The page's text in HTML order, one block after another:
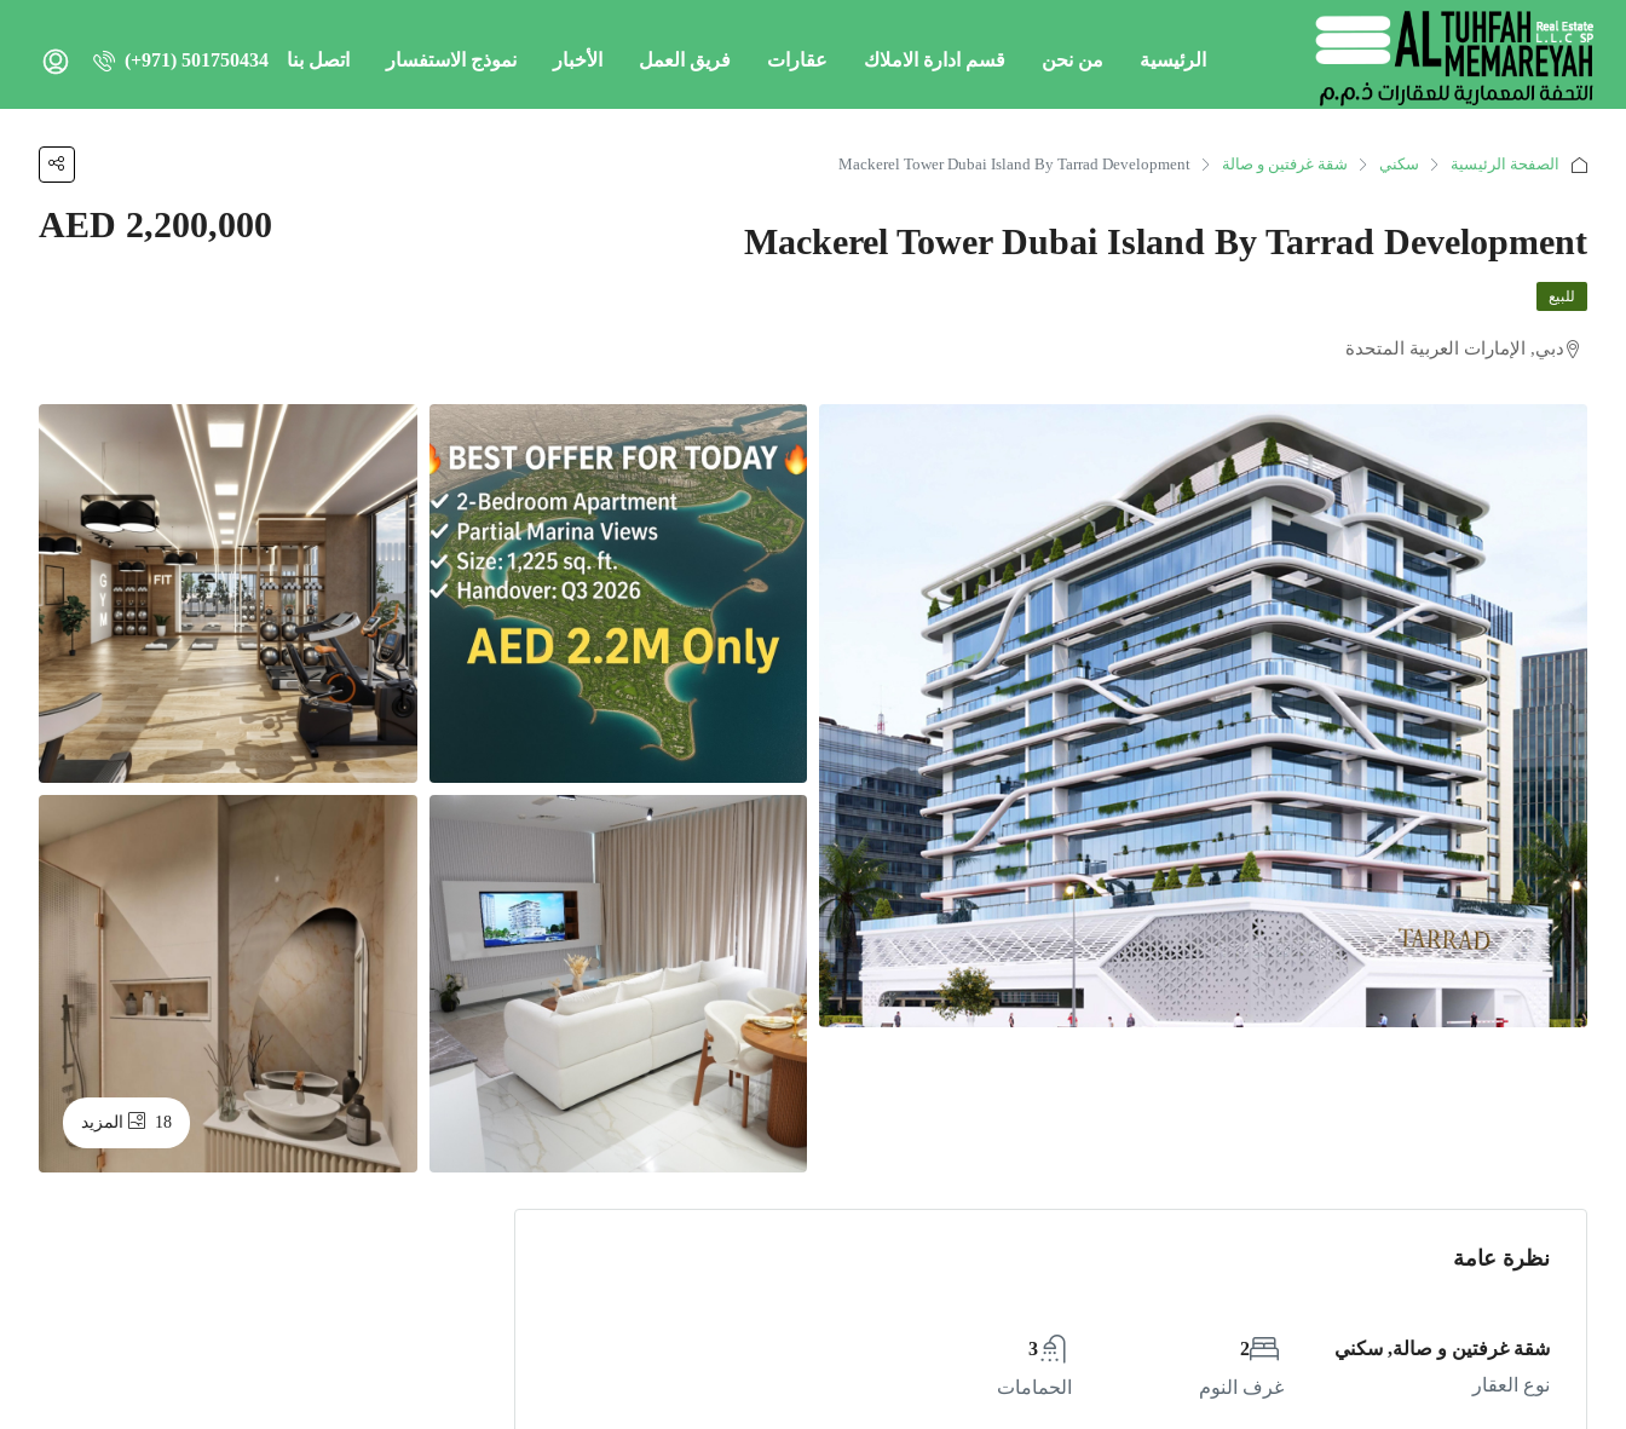
الرئيسية من نحن قسم ادارة الاملاك عقارات فريق العمل الأخبار نموذج الاستفسار اتصل بنا (+971) 501750434
الصفحة الرئيسية سكني شقة غرفتين و صالة Mackerel Tower Dubai Island By Tarrad Development
Mackerel Tower Dubai Island By Tarrad Development
AED 2,200,000
للبيع
دبي, الإمارات العربية المتحدة
18 المزيد
نظرة عامة
شقة غرفتين و صالة, سكني
نوع العقار
2
غرف النوم
3
الحمامات